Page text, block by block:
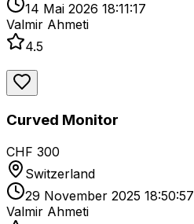
14 Mai 2026 18:11:17
Valmir Ahmeti
4.5
Curved Monitor
CHF 300
Switzerland
29 November 2025 18:50:57
Valmir Ahmeti